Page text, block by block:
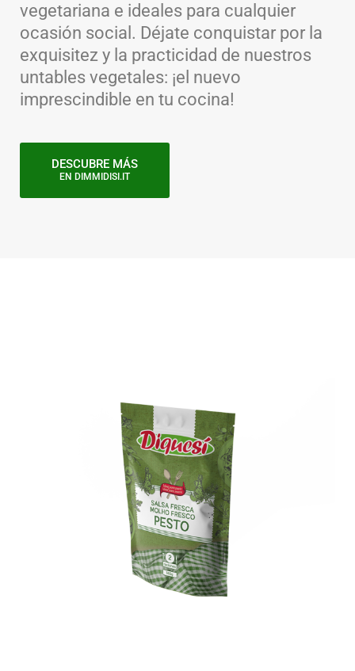
vegetariana e ideales para cualquier
ocasión social. Déjate conquistar por la
exquisitez y la practicidad de nuestros
untables vegetales: ¡el nuevo
imprescindible en tu cocina!
DESCUBRE MÁS
EN DIMMIDISI.IT